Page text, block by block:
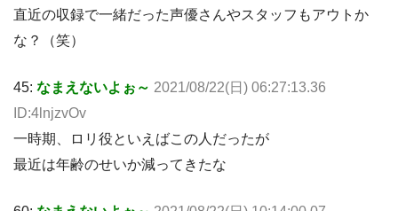
直近の収録で一緒だった声優さんやスタッフもアウトか
な？（笑）
45: なまえないよぉ～ 2021/08/22(日) 06:27:13.36
ID:4lnjzvOv
一時期、ロリ役といえばこの人だったが
最近は年齢のせいか減ってきたな